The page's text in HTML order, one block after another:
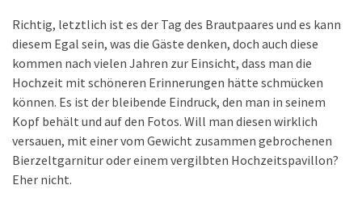
Richtig, letztlich ist es der Tag des Brautpaares und es kann
diesem Egal sein, was die Gäste denken, doch auch diese
kommen nach vielen Jahren zur Einsicht, dass man die
Hochzeit mit schöneren Erinnerungen hätte schmücken
können. Es ist der bleibende Eindruck, den man in seinem
Kopf behält und auf den Fotos. Will man diesen wirklich
versauen, mit einer vom Gewicht zusammen gebrochenen
Bierzeltgarnitur oder einem vergilbten Hochzeitspavillon?
Eher nicht.